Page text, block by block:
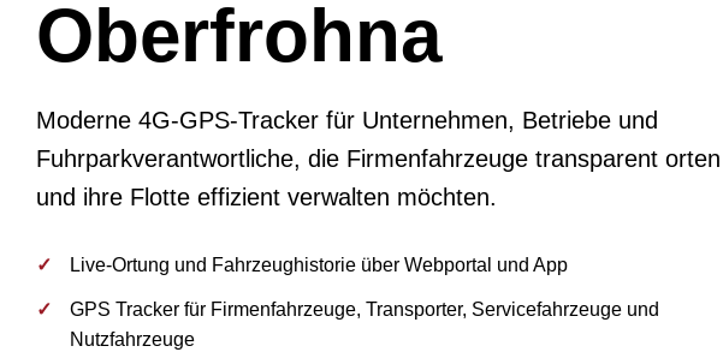
Oberfrohna
Moderne 4G-GPS-Tracker für Unternehmen, Betriebe und
Fuhrparkverantwortliche, die Firmenfahrzeuge transparent orten
und ihre Flotte effizient verwalten möchten.
Live-Ortung und Fahrzeughistorie über Webportal und App
GPS Tracker für Firmenfahrzeuge, Transporter, Servicefahrzeuge und
Nutzfahrzeuge